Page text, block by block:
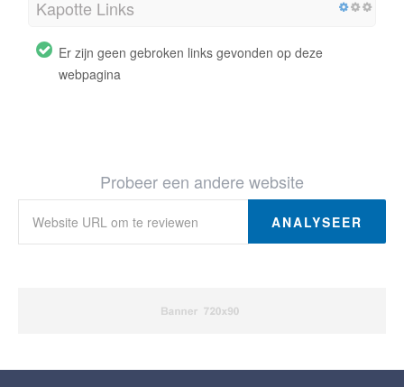
Kapotte Links
Er zijn geen gebroken links gevonden op deze
webpagina
Probeer een andere website
ANALYSEER